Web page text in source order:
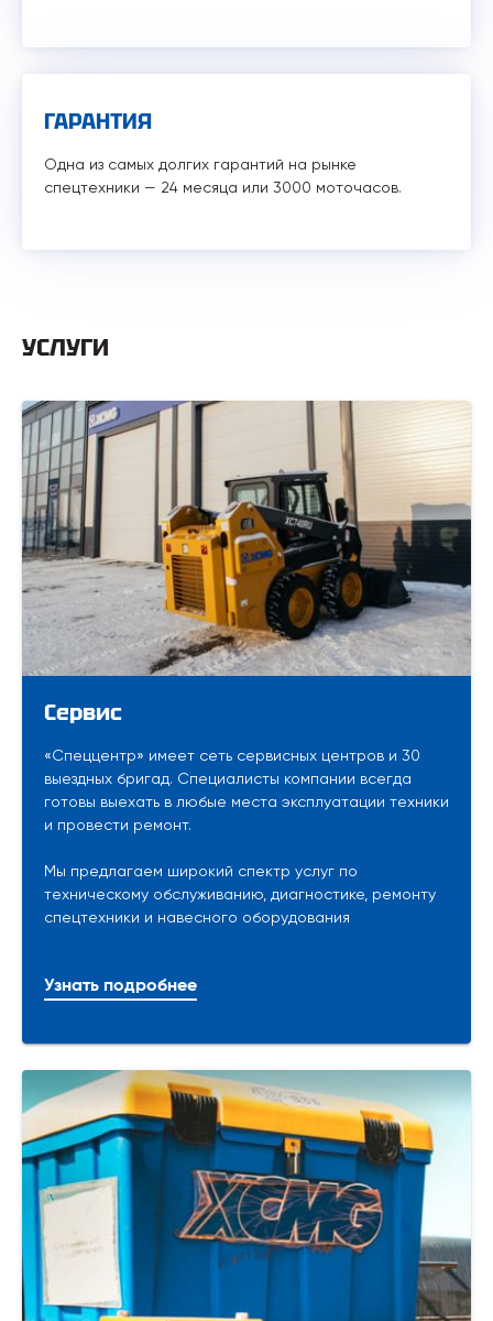
ГАРАНТИЯ
Одна из самых долгих гарантий на рынке
спецтехники — 24 месяца или 3000 моточасов.
УСЛУГИ
Сервис
«Спеццентр» имеет сеть сервисных центров и 30
выездных бригад. Специалисты компании всегда
готовы выехать в любые места эксплуатации техники
и провести ремонт.
Мы предлагаем широкий спектр услуг по
техническому обслуживанию, диагностике, ремонту
спецтехники и навесного оборудования
Узнать подробнее